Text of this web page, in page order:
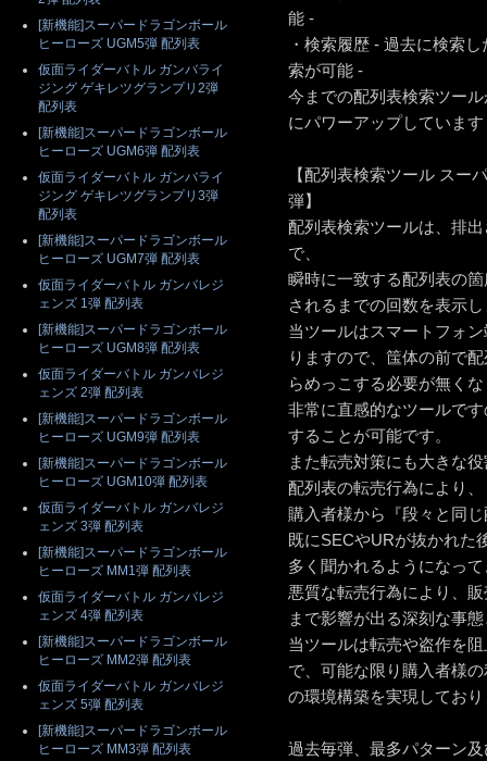
能 -
・検索履歴 - 過去に検索
索が可能 -
今までの配列表検索ツー
にパワーアップしています
【配列表検索ツール スー
弾】
配列表検索ツールは、排
で、
瞬時に一致する配列表の
されるまでの回数を表示
当ツールはスマートフォ
りますので、筺体の前で
らめっこする必要が無く
非常に直感的なツールで
することが可能です。
また転売対策にも大きな
配列表の転売行為により、
購入者様から『段々と同
既にSECやURが抜かれた
多く聞かれるようになっ
悪質な転売行為により、
まで影響が出る深刻な事
当ツールは転売や盗作を
で、可能な限り購入者様
の環境構築を実現してお
過去毎弾、最多パターン
[新機能]スーパードラゴンボール
ヒーローズ UGM5弾 配列表
仮面ライダーバトル ガンバライ
ジング ゲキレツグランプリ2弾
配列表
[新機能]スーパードラゴンボール
ヒーローズ UGM6弾 配列表
仮面ライダーバトル ガンバライ
ジング ゲキレツグランプリ3弾
配列表
[新機能]スーパードラゴンボール
ヒーローズ UGM7弾 配列表
仮面ライダーバトル ガンバレジ
ェンズ 1弾 配列表
[新機能]スーパードラゴンボール
ヒーローズ UGM8弾 配列表
仮面ライダーバトル ガンバレジ
ェンズ 2弾 配列表
[新機能]スーパードラゴンボール
ヒーローズ UGM9弾 配列表
[新機能]スーパードラゴンボール
ヒーローズ UGM10弾 配列表
仮面ライダーバトル ガンバレジ
ェンズ 3弾 配列表
[新機能]スーパードラゴンボール
ヒーローズ MM1弾 配列表
仮面ライダーバトル ガンバレジ
ェンズ 4弾 配列表
[新機能]スーパードラゴンボール
ヒーローズ MM2弾 配列表
仮面ライダーバトル ガンバレジ
ェンズ 5弾 配列表
[新機能]スーパードラゴンボール
ヒーローズ MM3弾 配列表